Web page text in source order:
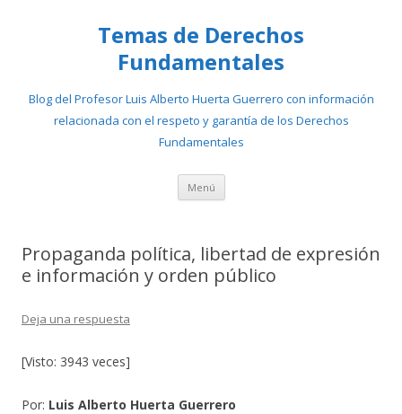
Temas de Derechos
Fundamentales
Blog del Profesor Luis Alberto Huerta Guerrero con información
relacionada con el respeto y garantía de los Derechos
Fundamentales
Menú Ir
contenido
Propaganda política, libertad de expresión
e información y orden público
Deja una respuesta
[Visto: 3943 veces]
Por: Luis Alberto Huerta Guerrero